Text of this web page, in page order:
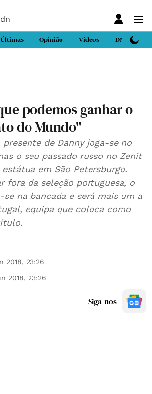
Últimas Opinião Vídeos DN Sport
podemos ganhar o
do Mundo"
presente de Danny joga-se no
o seu passado russo no Zenit
em São Petersburgo.
fora da seleção portuguesa, o
na bancada e será mais um a
equipa que coloca como
2018, 23:26
2018, 23:26
Siga-nos